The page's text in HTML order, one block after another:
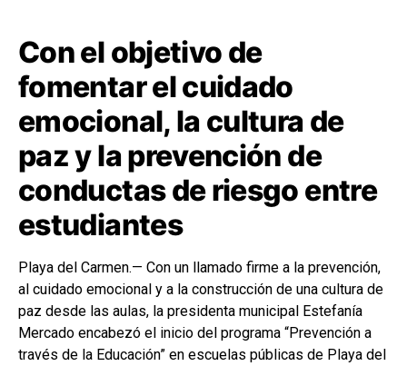
Con el objetivo de
fomentar el cuidado
emocional, la cultura de
paz y la prevención de
conductas de riesgo entre
estudiantes
Playa del Carmen.— Con un llamado firme a la prevención,
al cuidado emocional y a la construcción de una cultura de
paz desde las aulas, la presidenta municipal Estefanía
Mercado encabezó el inicio del programa “Prevención a
través de la Educación” en escuelas públicas de Playa del